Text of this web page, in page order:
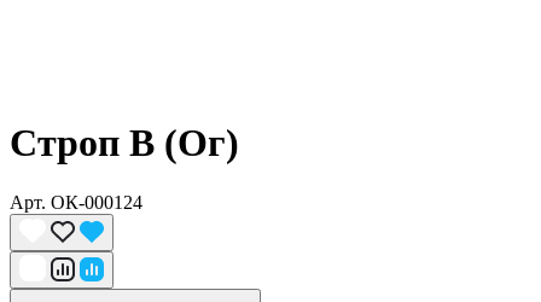
Строп В (Ог)
Арт. ОК-000124